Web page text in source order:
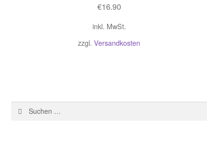
€16.90
inkl. MwSt.
zzgl. Versandkosten
Suchen
nach: